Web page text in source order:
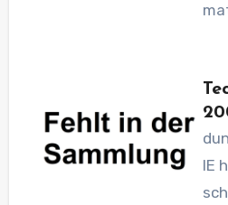
dunkelanthrazitgrau,
IE